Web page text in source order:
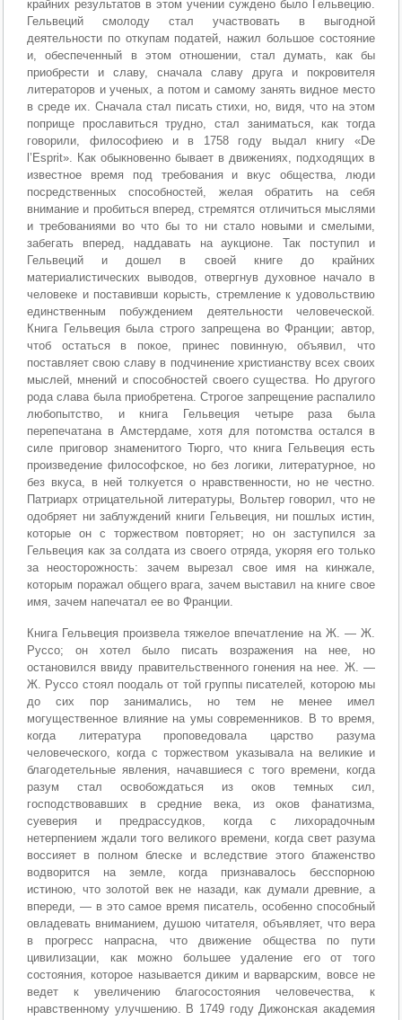
крайних результатов в этом учении суждено было Гельвецию.
Гельвеций смолоду стал участвовать в выгодной
деятельности по откупам податей, нажил большое состояние
и, обеспеченный в этом отношении, стал думать, как бы
приобрести и славу, сначала славу друга и покровителя
литераторов и ученых, а потом и самому занять видное место
в среде их. Сначала стал писать стихи, но, видя, что на этом
поприще прославиться трудно, стал заниматься, как тогда
говорили, философиею и в 1758 году выдал книгу «De
l’Esprit». Как обыкновенно бывает в движениях, подходящих в
известное время под требования и вкус общества, люди
посредственных способностей, желая обратить на себя
внимание и пробиться вперед, стремятся отличиться мыслями
и требованиями во что бы то ни стало новыми и смелыми,
забегать вперед, наддавать на аукционе. Так поступил и
Гельвеций и дошел в своей книге до крайних
материалистических выводов, отвергнув духовное начало в
человеке и поставивши корысть, стремление к удовольствию
единственным побуждением деятельности человеческой.
Книга Гельвеция была строго запрещена во Франции; автор,
чтоб остаться в покое, принес повинную, объявил, что
поставляет свою славу в подчинение христианству всех своих
мыслей, мнений и способностей своего существа. Но другого
рода слава была приобретена. Строгое запрещение распалило
любопытство, и книга Гельвеция четыре раза была
перепечатана в Амстердаме, хотя для потомства остался в
силе приговор знаменитого Тюрго, что книга Гельвеция есть
произведение философское, но без логики, литературное, но
без вкуса, в ней толкуется о нравственности, но не честно.
Патриарх отрицательной литературы, Вольтер говорил, что не
одобряет ни заблуждений книги Гельвеция, ни пошлых истин,
которые он с торжеством повторяет; но он заступился за
Гельвеция как за солдата из своего отряда, укоряя его только
за неосторожность: зачем вырезал свое имя на кинжале,
которым поражал общего врага, зачем выставил на книге свое
имя, зачем напечатал ее во Франции.
Книга Гельвеция произвела тяжелое впечатление на Ж. — Ж.
Руссо; он хотел было писать возражения на нее, но
остановился ввиду правительственного гонения на нее. Ж. —
Ж. Руссо стоял поодаль от той группы писателей, которою мы
до сих пор занимались, но тем не менее имел
могущественное влияние на умы современников. В то время,
когда литература проповедовала царство разума
человеческого, когда с торжеством указывала на великие и
благодетельные явления, начавшиеся с того времени, когда
разум стал освобождаться из оков темных сил,
господствовавших в средние века, из оков фанатизма,
суеверия и предрассудков, когда с лихорадочным
нетерпением ждали того великого времени, когда свет разума
воссияет в полном блеске и вследствие этого блаженство
водворится на земле, когда признавалось бесспорною
истиною, что золотой век не назади, как думали древние, а
впереди, — в это самое время писатель, особенно способный
овладевать вниманием, душою читателя, объявляет, что вера
в прогресс напрасна, что движение общества по пути
цивилизации, как можно большее удаление его от того
состояния, которое называется диким и варварским, вовсе не
ведет к увеличению благосостояния человечества, к
нравственному улучшению. В 1749 году Дижонская академия